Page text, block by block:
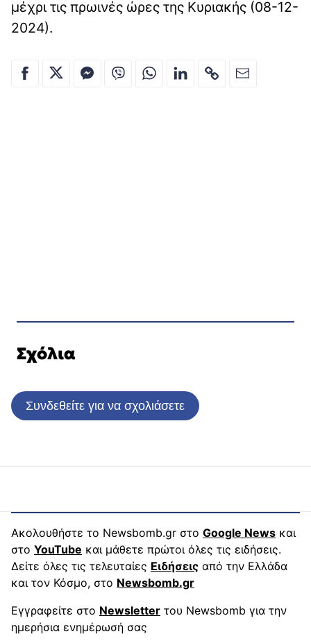
μέχρι τις πρωινές ώρες της Κυριακής (08-12-
2024).
Σχόλια
Συνδεθείτε για να σχολιάσετε
Ακολουθήστε το Newsbomb.gr στο Google News και
στο YouTube και μάθετε πρώτοι όλες τις ειδήσεις.
Δείτε όλες τις τελευταίες Ειδήσεις από την Ελλάδα
και τον Κόσμο, στο Newsbomb.gr
Εγγραφείτε στο Newsletter του Newsbomb για την
ημερήσια ενημέρωσή σας